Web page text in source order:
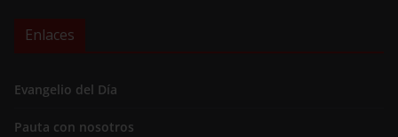
Enlaces
Evangelio del Día
Pauta con nosotros